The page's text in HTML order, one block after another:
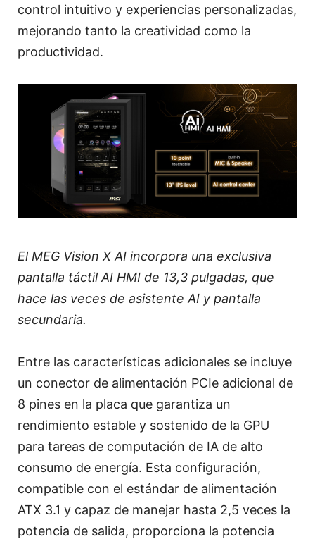
control intuitivo y experiencias personalizadas,
mejorando tanto la creatividad como la
productividad.
El MEG Vision X AI incorpora una exclusiva
pantalla táctil AI HMI de 13,3 pulgadas, que
hace las veces de asistente AI y pantalla
secundaria.
Entre las características adicionales se incluye
un conector de alimentación PCIe adicional de
8 pines en la placa que garantiza un
rendimiento estable y sostenido de la GPU
para tareas de computación de IA de alto
consumo de energía. Esta configuración,
compatible con el estándar de alimentación
ATX 3.1 y capaz de manejar hasta 2,5 veces la
potencia de salida, proporciona la potencia